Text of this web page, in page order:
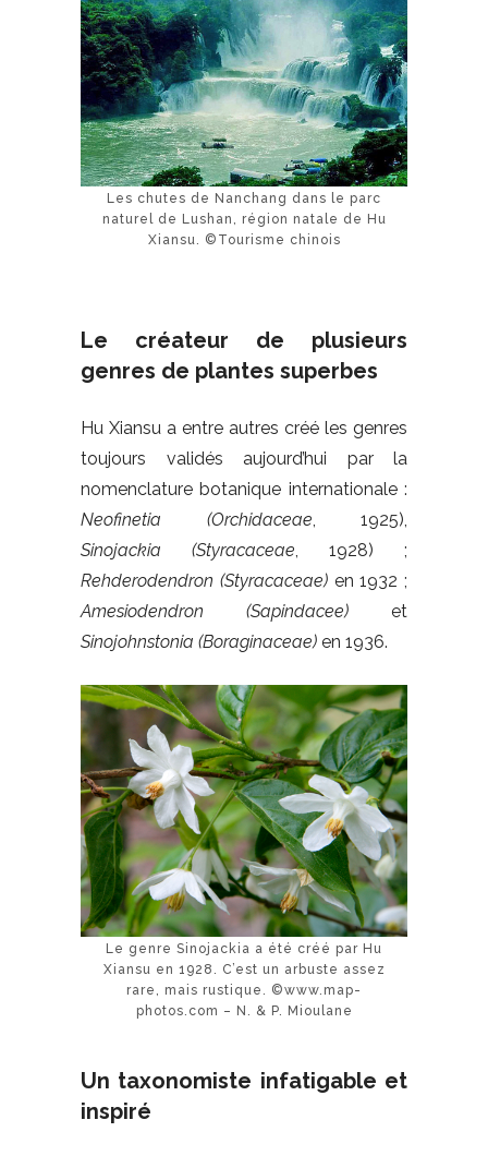
Les chutes de Nanchang dans le parc
naturel de Lushan, région natale de Hu
Xiansu. ©Tourisme chinois
Le créateur de plusieurs
genres de plantes superbes
Hu Xiansu a entre autres créé les genres
toujours validés aujourd’hui par la
nomenclature botanique internationale :
Neofinetia (Orchidaceae, 1925),
Sinojackia (Styracaceae, 1928) ;
Rehderodendron (Styracaceae)en 1932 ;
Amesiodendron (Sapindacee) et
Sinojohnstonia (Boraginaceae) en 1936.
Le genre Sinojackia a été créé par Hu
Xiansu en 1928. C’est un arbuste assez
rare, mais rustique. ©www.map-
photos.com – N. & P. Mioulane
Un taxonomiste infatigable et
inspiré